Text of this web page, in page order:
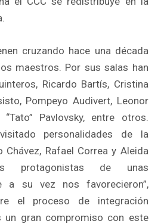
cruzando hace una década
maestros. Por sus salas han
Ricardo Bartís, Cristina
Pompeyo Audivert, Leonor
Pavlovsky, entre otros.
personalidades de la
Rafael Correa y Aleida
protagonistas de unas
a su vez nos favorecieron”,
el proceso de integración
un gran compromiso con este